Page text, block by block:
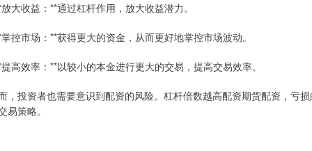
大收益：**通过杠杆作用，放大收益潜力。
控市场：**获得更大的资金，从而更好地掌控市场波动。
高效率：**以较小的本金进行更大的交易，提高交易效率。
，投资者也需要意识到配资的风险。杠杆倍数越高配资期货配资，亏
易策略。